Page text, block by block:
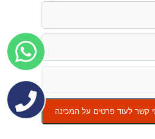
קשר לעוד פרטים על המכינה